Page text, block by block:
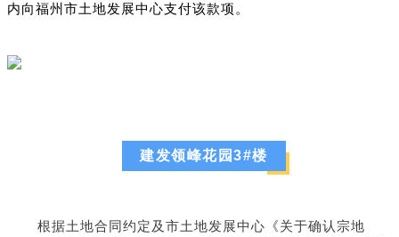
内向福州市土地发展中心支付该款项。
建发领峰花园3#楼
根据土地合同约定及市土地发展中心《关于确认宗地